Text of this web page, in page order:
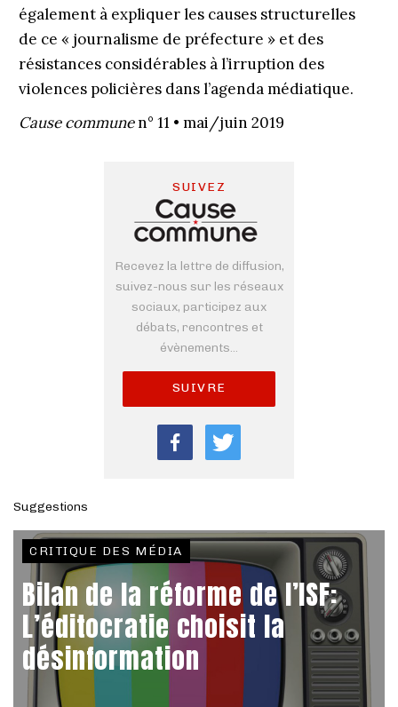
également à expliquer les causes structurelles
de ce « journalisme de préfecture » et des
résistances considérables à l’irruption des
violences policières dans l’agenda médiatique.
Cause communen° 11 • mai/juin 2019
SUIVEZ
Recevez la lettre de diffusion,
suivez-nous sur les réseaux
sociaux, participez aux
débats, rencontres et
évènements...
SUIVRE
Suggestions
CRITIQUE DES MÉDIA
Bilan de la réforme de l’ISF:
L’éditocratie choisit la
désinformation